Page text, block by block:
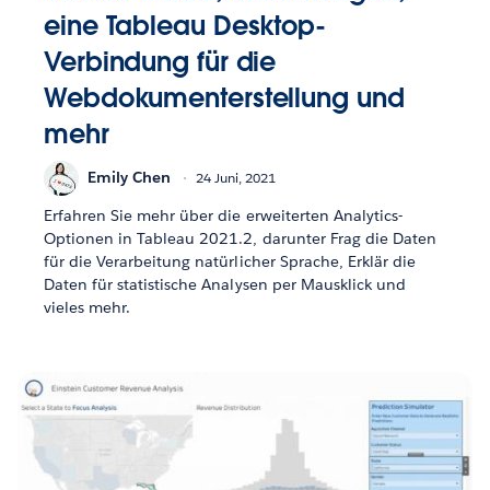
eine Tableau Desktop-
Verbindung für die
Webdokumenterstellung und
mehr
Emily Chen 24 Juni, 2021
Erfahren Sie mehr über die erweiterten Analytics-
Optionen in Tableau 2021.2, darunter Frag die Daten
für die Verarbeitung natürlicher Sprache, Erklär die
Daten für statistische Analysen per Mausklick und
vieles mehr.